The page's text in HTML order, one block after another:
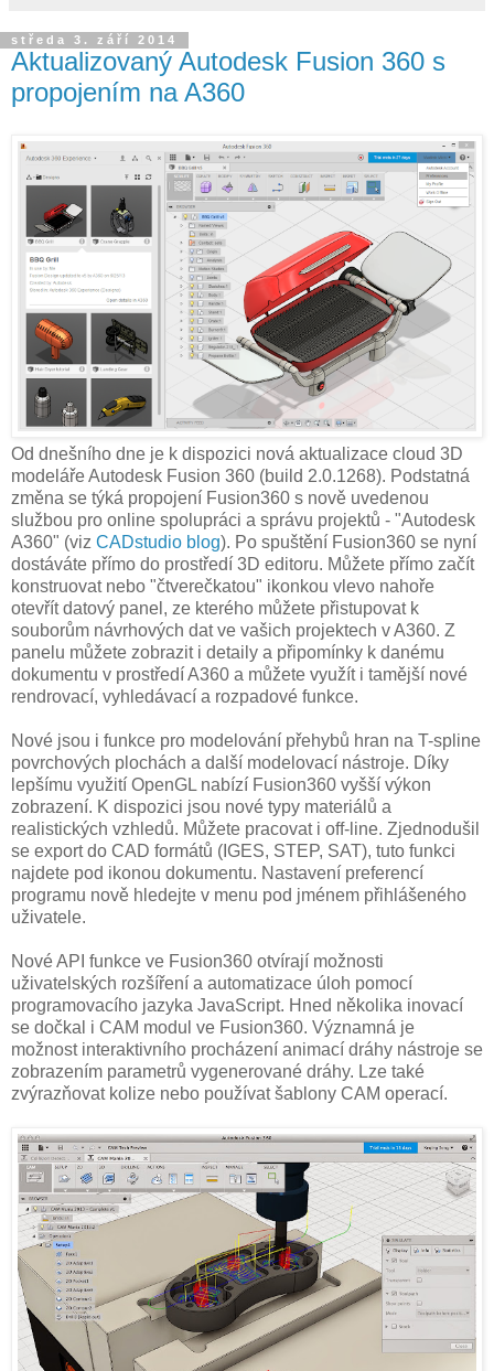
středa 3. září 2014
Aktualizovaný Autodesk Fusion 360 s
propojením na A360
Od dnešního dne je k dispozici nová aktualizace cloud 3D
modeláře Autodesk Fusion 360 (build 2.0.1268). Podstatná
změna se týká propojení Fusion360 s nově uvedenou
službou pro online spolupráci a správu projektů - "Autodesk
A360" (viz CADstudio blog). Po spuštění Fusion360 se nyní
dostáváte přímo do prostředí 3D editoru. Můžete přímo začít
konstruovat nebo "čtverečkatou" ikonkou vlevo nahoře
otevřít datový panel, ze kterého můžete přistupovat k
souborům návrhových dat ve vašich projektech v A360. Z
panelu můžete zobrazit i detaily a připomínky k danému
dokumentu v prostředí A360 a můžete využít i tamější nové
rendrovací, vyhledávací a rozpadové funkce.
Nové jsou i funkce pro modelování přehybů hran na T-spline
povrchových plochách a další modelovací nástroje. Díky
lepšímu využití OpenGL nabízí Fusion360 vyšší výkon
zobrazení. K dispozici jsou nové typy materiálů a
realistických vzhledů. Můžete pracovat i off-line. Zjednodušil
se export do CAD formátů (IGES, STEP, SAT), tuto funkci
najdete pod ikonou dokumentu. Nastavení preferencí
programu nově hledejte v menu pod jménem přihlášeného
uživatele.
Nové API funkce ve Fusion360 otvírají možnosti
uživatelských rozšíření a automatizace úloh pomocí
programovacího jazyka JavaScript. Hned několika inovací
se dočkal i CAM modul ve Fusion360. Významná je
možnost interaktivního procházení animací dráhy nástroje se
zobrazením parametrů vygenerované dráhy. Lze také
zvýrazňovat kolize nebo používat šablony CAM operací.